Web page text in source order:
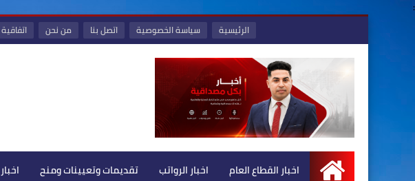
:
الرئيسية سياسة الخصوصية اتصل بنا من نحن
الرئيسية
اخبار القطاع العام اخبار الرواتب تقديمات وتعيينات ومنح